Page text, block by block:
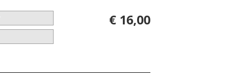
€ 16,00